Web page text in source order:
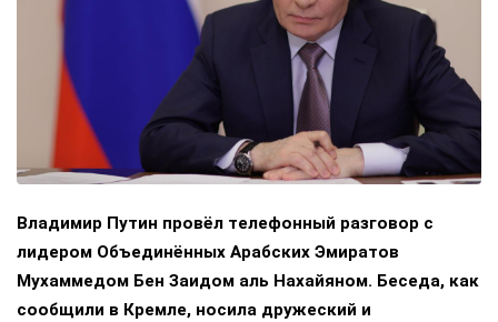
Владимир Путин провёл телефонный разговор с
лидером Объединённых Арабских Эмиратов
Мухаммедом Бен Заидом аль Нахайяном. Беседа, как
сообщили в Кремле, носила дружеский и